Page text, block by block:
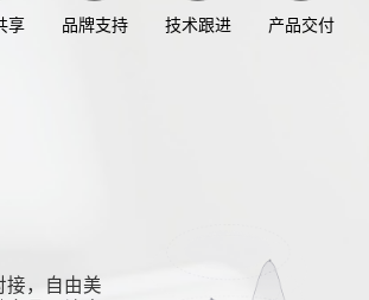
享 品牌支持 技术跟进 产品交付
接，自由美